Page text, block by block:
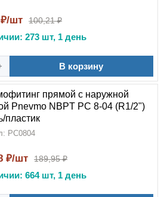
₽/шт 100,21 ₽
273 шт, 1 день
В корзину
прямой с наружной
Pnevmo NBPT PC 8-04 (R1/2")
пластик
PC0804
₽/шт 189,95 ₽
664 шт, 1 день